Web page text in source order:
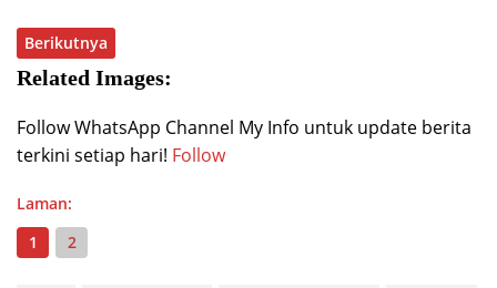
Berikutnya
Related Images:
Follow WhatsApp Channel My Info untuk update berita
terkini setiap hari! Follow
Laman:
1
2